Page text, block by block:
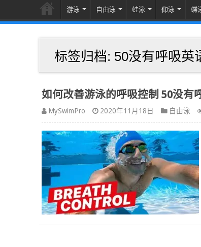
游泳 自由泳 蛙泳 仰泳 蝶
标签归档: 50没有呼吸英
如何改善游泳的呼吸控制 50没有
MySwimPro 2020年11月18日 自由泳